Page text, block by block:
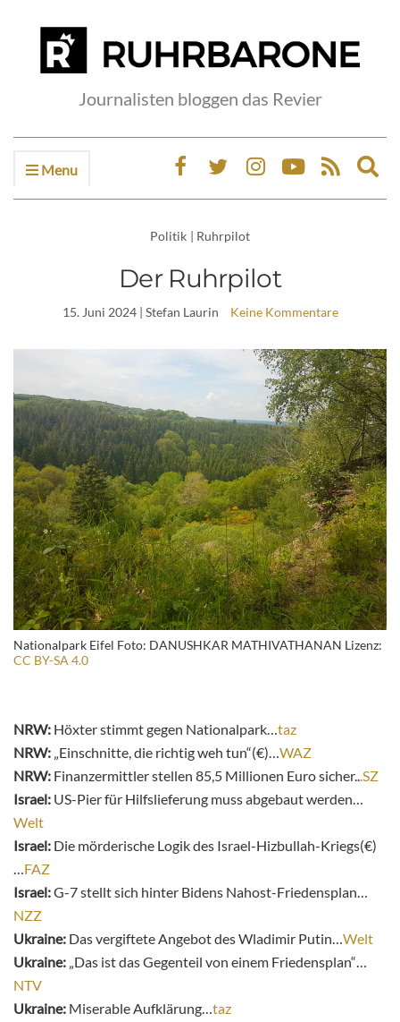
Journalisten bloggen das Revier
Menu
Politik | Ruhrpilot
Der Ruhrpilot
15. Juni 2024| Stefan Laurin Keine Kommentare
Nationalpark Eifel Foto: DANUSHKAR MATHIVATHANAN Lizenz:
CC BY-SA 4.0
NRW: Höxter stimmt gegen Nationalpark…taz
NRW: „Einschnitte, die richtig weh tun“(€)…WAZ
NRW: Finanzermittler stellen 85,5 Millionen Euro sicher...SZ
Israel: US-Pier für Hilfslieferung muss abgebaut werden…
Welt
Israel: Die mörderische Logik des Israel-Hizbullah-Kriegs(€)
…FAZ
Israel:G-7 stellt sich hinter Bidens Nahost-Friedensplan…
NZZ
Ukraine: Das vergiftete Angebot des Wladimir Putin…Welt
Ukraine: „Das ist das Gegenteil von einem Friedensplan“…
NTV
Ukraine: Miserable Aufklärung…taz